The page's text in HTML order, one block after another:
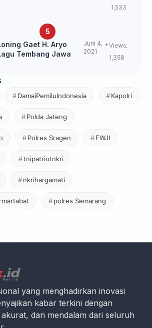
1,533
Gaet H. Aryo
Tembang Jawa
Juni 4,
2021
Views:
1,358
DamaiPemiluIndonesia Kapolri
Polda Jateng
Polres Sragen FWJI
tnipatriotnkri
nkrihargamati
polres Semarang
yang menghadirkan inovasi
kabar terkini dengan
dan mendalam dari seluruh